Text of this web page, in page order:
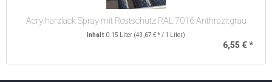
Acrylharzlack Spray mit Rostschutz RAL 7016 Anthrazitgrau
Inhalt 0.15 Liter (43,67 € * / 1 Liter)
6,55 € *